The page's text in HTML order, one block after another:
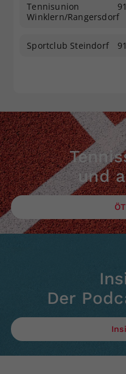
Tennisunion
Winklern/Rangersdorf
Sportclub Steindorf
und
Der